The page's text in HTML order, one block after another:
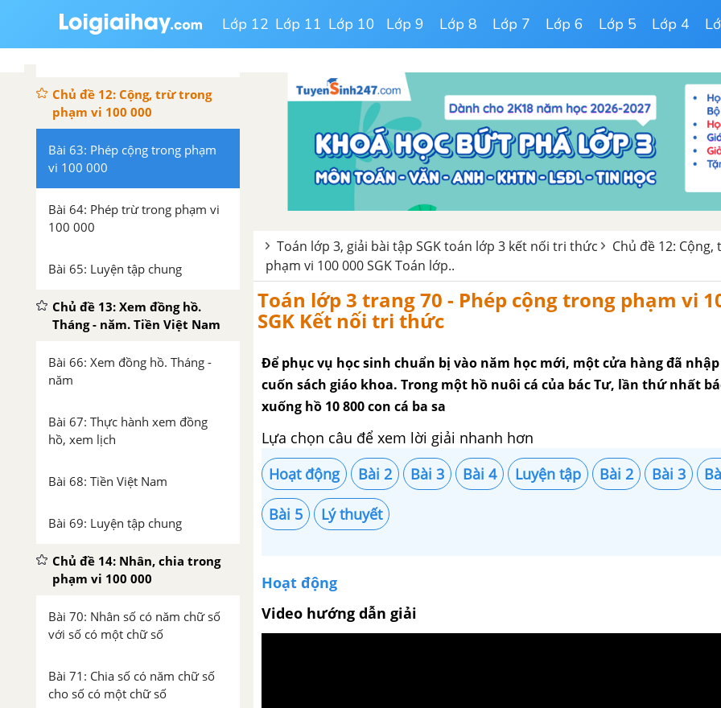
Lớp 12 Lớp 11 Lớp 10 Lớp 9 Lớp 8 Lớp 7 Lớp 6 Lớp 5 Lớp 4
nghìn, hàng chục nghìn
Chủ đề 12: Cộng, trừ trong
phạm vi 100 000
Bài 63: Phép cộng trong phạm
vi 100 000
Bài 64: Phép trừ trong phạm vi
100 000
Bài 65: Luyện tập chung
Chủ đề 13: Xem đồng hồ.
Tháng - năm. Tiền Việt Nam
Bài 66: Xem đồng hồ. Tháng -
năm
Bài 67: Thực hành xem đồng
hồ, xem lịch
Bài 68: Tiền Việt Nam
Bài 69: Luyện tập chung
Chủ đề 14: Nhân, chia trong
phạm vi 100 000
Bài 70: Nhân số có năm chữ số
với số có một chữ số
Bài 71: Chia số có năm chữ số
cho số có một chữ số
Toán lớp 3, giải bài tập SGK toán lớp 3 kết nối tri thức
Chủ đề 12:
phạm vi 100 000 SGK Toán lớp..
Toán lớp 3 trang 70 - Phép cộng trong phạm vi
SGK Kết nối tri thức
Để phục vụ học sinh chuẩn bị vào năm học mới, một cửa hàng đã nhập
cuốn sách giáo khoa. Trong một hồ nuôi cá của bác Tư, lần thứ nhất
xuống hồ 10 800 con cá ba sa
Lựa chọn câu để xem lời giải nhanh hơn
Hoạt động
Bài 2 Bài 3 Bài 4 Luyện tập Bài 2 Bài 3
Bài 5 Lý thuyết
Hoạt động
Video hướng dẫn giải